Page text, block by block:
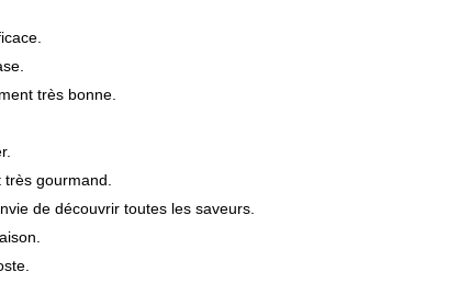
très bonne.
gourmand.
de découvrir toutes les saveurs.